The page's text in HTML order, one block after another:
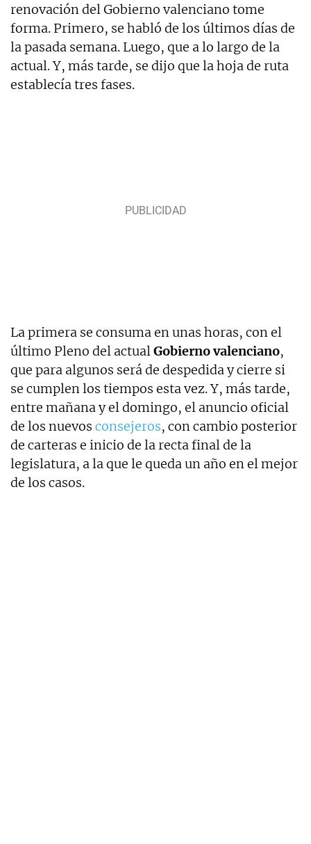
renovación del Gobierno valenciano tome
forma. Primero, se habló de los últimos días de
la pasada semana. Luego, que a lo largo de la
actual. Y, más tarde, se dijo que la hoja de ruta
establecía tres fases.
La primera se consuma en unas horas, con el
último Pleno del actualGobierno valenciano,
que para algunos será de despedida y cierre si
se cumplen los tiempos esta vez. Y, más tarde,
entre mañana y el domingo, el anuncio oficial
de los nuevos consejeros, con cambio posterior
de carteras e inicio de la recta final de la
legislatura, a la que le queda un año en el mejor
de los casos.